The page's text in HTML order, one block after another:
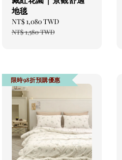
地毯
Sale
price
NT$ 1,080 TWD
NT$ 1,580 TWD
限時98折預購優惠